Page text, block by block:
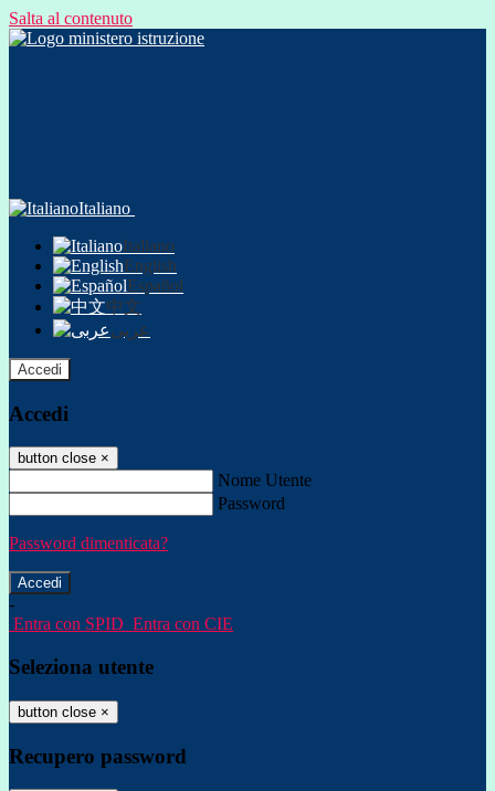
Salta al contenuto
Italiano
Italiano
English
Español
中文
عربى
Accedi
Accedi
button close ×
Nome Utente
Password
Password dimenticata?
-
Entra con SPID Entra con CIE
Seleziona utente
button close ×
Recupero password